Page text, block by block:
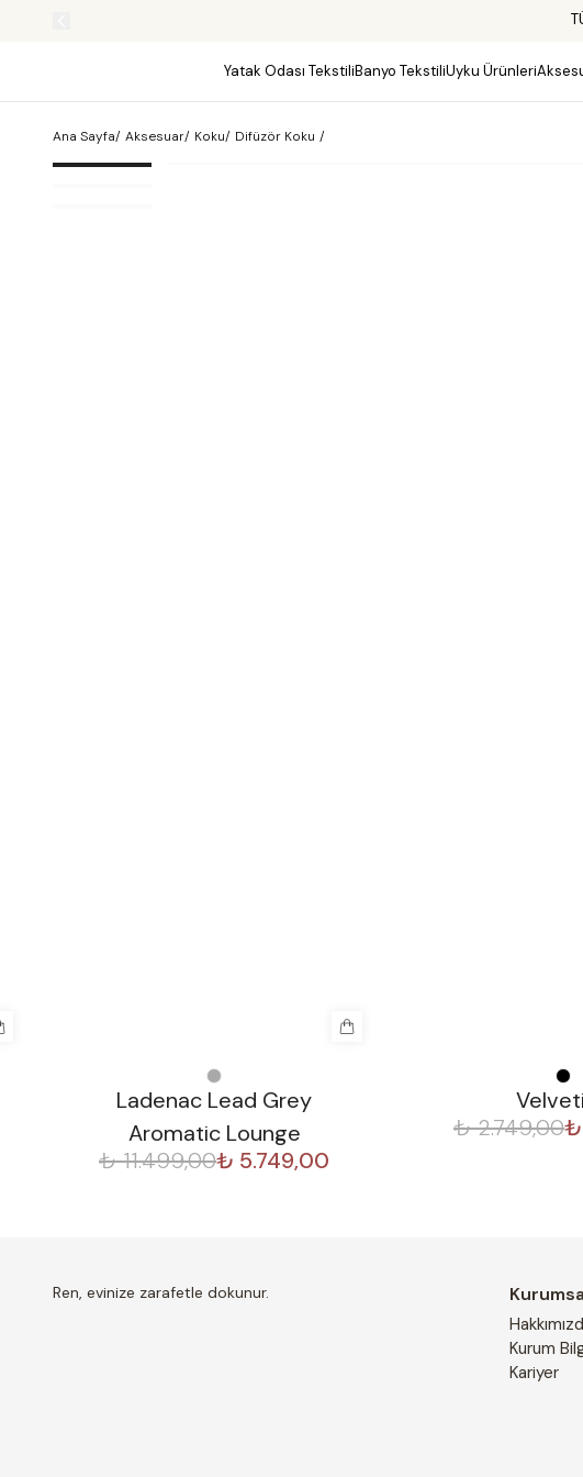
Yatak Odası TekstiliBanyo TekstiliUyku Ürünleri
Ana Sayfa/ Aksesuar/ Koku/ Difüzör Koku /
Ladenac Lead Grey
Aromatic Lounge
₺ 11.499,00₺ 5.749,00
₺ 2.749,00₺
Ren, evinize zarafetle dokunur.
Kurum
Kariyer